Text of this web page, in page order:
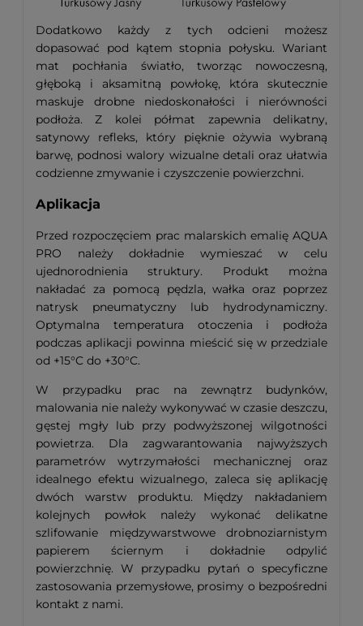
Dodatkowo każdy z tych odcieni możesz
dopasować pod kątem stopnia połysku. Wariant
mat pochłania światło, tworząc nowoczesną,
głęboką i aksamitną powłokę, która skutecznie
maskuje drobne niedoskonałości i nierówności
podłoża. Z kolei półmat zapewnia delikatny,
satynowy refleks, który pięknie ożywia wybraną
barwę, podnosi walory wizualne detali oraz ułatwia
codzienne zmywanie i czyszczenie powierzchni.
Aplikacja
Przed rozpoczęciem prac malarskich emalię AQUA
PRO należy dokładnie wymieszać w celu
ujednorodnienia struktury. Produkt można
nakładać za pomocą pędzla, wałka oraz poprzez
natrysk pneumatyczny lub hydrodynamiczny.
Optymalna temperatura otoczenia i podłoża
podczas aplikacji powinna mieścić się w przedziale
od +15°C do +30°C.
W przypadku prac na zewnątrz budynków,
malowania nie należy wykonywać w czasie deszczu,
gęstej mgły lub przy podwyższonej wilgotności
powietrza. Dla zagwarantowania najwyższych
parametrów wytrzymałości mechanicznej oraz
idealnego efektu wizualnego, zaleca się aplikację
dwóch warstw produktu. Między nakładaniem
kolejnych powłok należy wykonać delikatne
szlifowanie międzywarstwowe drobnoziarnistym
papierem ściernym i dokładnie odpylić
powierzchnię. W przypadku pytań o specyficzne
zastosowania przemysłowe, prosimy o bezpośredni
kontakt z nami.